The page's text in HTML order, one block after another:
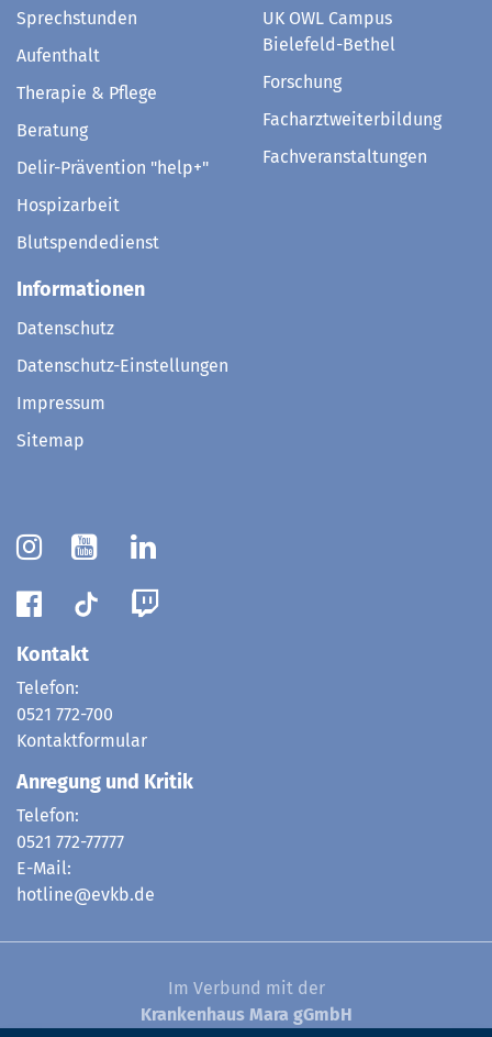
Sprechstunden
Aufenthalt
Therapie & Pflege
Beratung
Delir-Prävention "help+"
Hospizarbeit
Blutspendedienst
UK OWL Campus
Bielefeld-Bethel
Forschung
Facharztweiterbildung
Fachveranstaltungen
Informationen
Datenschutz
Datenschutz-Einstellungen
Impressum
Sitemap
Kontakt
Telefon:
0521 772-700
Kontaktformular
Anregung und Kritik
Telefon:
0521 772-77777
E-Mail:
hotline@evkb.de
Im Verbund mit der
Krankenhaus Mara gGmbH